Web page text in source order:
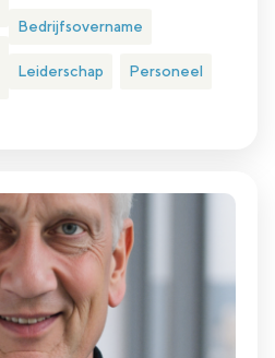
Bedrijfsovername
Leiderschap Personeel